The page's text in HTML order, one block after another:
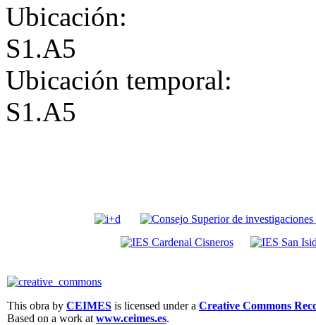
Ubicación:
S1.A5
Ubicación temporal:
S1.A5
This obra by CEIMES is licensed under a Creative Commons
Based on a work at www.ceimes.es.